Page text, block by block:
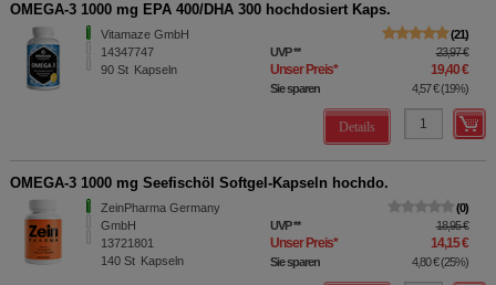
OMEGA-3 1000 mg EPA 400/DHA 300 hochdosiert Kaps.
Vitamaze GmbH
14347747
90 St Kapseln
21
UVP** 23,97 €
Unser Preis* 19,40 €
Sie sparen 4,57 €(19%)
Details
OMEGA-3 1000 mg Seefischöl Softgel-Kapseln hochdo.
ZeinPharma Germany
GmbH
13721801
140 St Kapseln
0
UVP** 18,95 €
Unser Preis* 14,15 €
Sie sparen 4,80 €(25%)